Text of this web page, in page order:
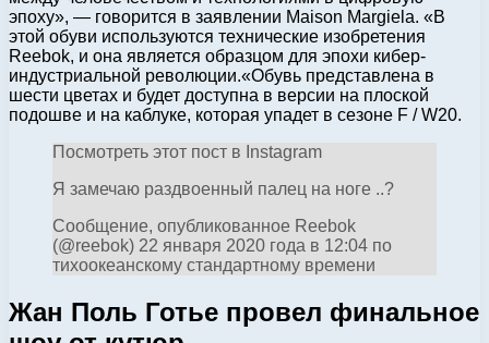
эпоху», — говорится в заявлении Maison Margiela. «В
этой обуви используются технические изобретения
Reebok, и она является образцом для эпохи кибер-
индустриальной революции.«Обувь представлена ​​в
шести цветах и ​​будет доступна в версии на плоской
подошве и на каблуке, которая упадет в сезоне F / W20.
Посмотреть этот пост в Instagram
Я замечаю раздвоенный палец на ноге ..?
Сообщение, опубликованное Reebok
(@reebok) 22 января 2020 года в 12:04 по
тихоокеанскому стандартному времени
Жан Поль Готье провел финальное